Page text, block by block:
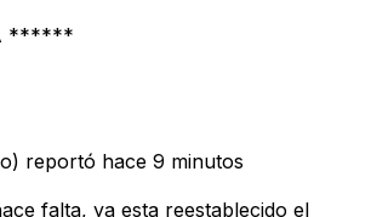
******
reportó hace 9 minutos
falta, ya esta reestablecido el